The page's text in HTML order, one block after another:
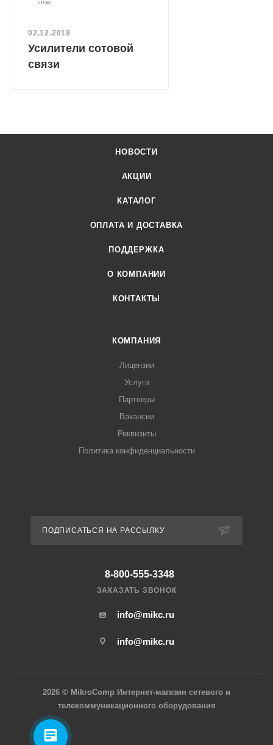
02.12.2019
Усилители сотовой
связи
НОВОСТИ
АКЦИИ
КАТАЛОГ
ОПЛАТА И ДОСТАВКА
ПОДДЕРЖКА
О КОМПАНИИ
КОНТАКТЫ
КОМПАНИЯ
Лицензии
Услуги
Партнеры
Вакансии
Реквизиты
Политика конфиденциальности
ПОДПИСАТЬСЯ НА РАССЫЛКУ
8-800-555-3348
ЗАКАЗАТЬ ЗВОНОК
info@mikc.ru
info@mikc.ru
2026 © MikroComp Интернет-магазин сетевого и
телекоммуникационного оборудования